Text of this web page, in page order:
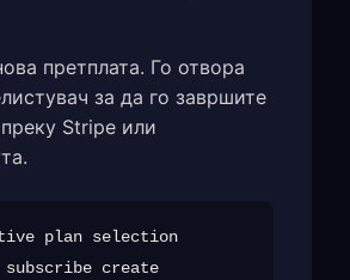
претплата. Го отвора
за да го завршите
Stripe или
plan selection
subscribe create